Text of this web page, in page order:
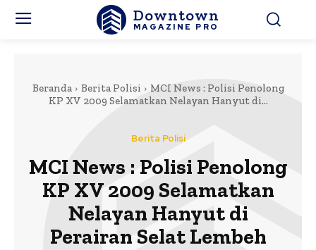
Downtown
MAGAZINE PRO
Beranda Berita Polisi
MCI News : Polisi Penolong
KP XV 2009 Selamatkan Nelayan Hanyut di...
Berita Polisi
MCI News : Polisi Penolong
KP XV 2009 Selamatkan
Nelayan Hanyut di
Perairan Selat Lembeh